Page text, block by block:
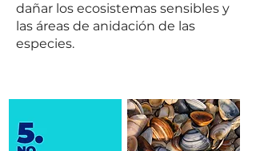
dañar los ecosistemas sensibles y
las áreas de anidación de las
especies.